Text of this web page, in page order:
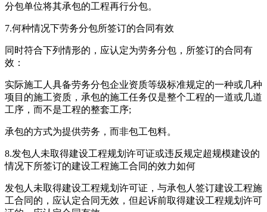
分包单位将其承包的工程再行分包。
7.何种情况下劳务分包所签订的合同有效
同时符合下列情形的，应认定为劳务分包，所签订的合同有
效：
实际施工人具备劳务分包企业资质等级标准规定的一种或几种
项目的施工资质，承包的施工任务仅是整个工程的一道或几道
工序，而不是工程的整套工序;
承包的方式为提供劳务，而非包工包料。
8.发包人未取得建设工程规划许可证或违反规定超规模建设的
情况下所签订的建设工程施工合同的效力如何
发包人未取得建设工程规划许可证，与承包人签订建设工程施
工合同的，应认定合同无效，但起诉前取得建设工程规划许可